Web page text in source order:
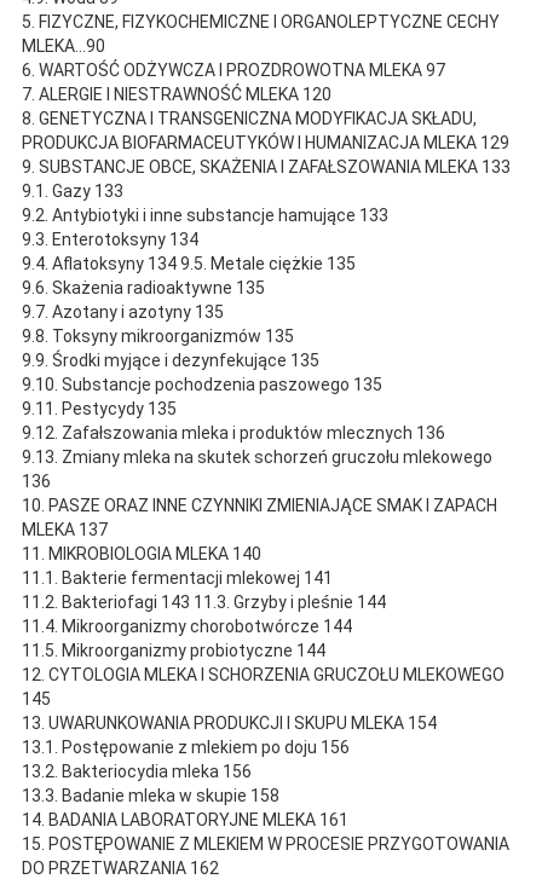
5. FIZYCZNE, FIZYKOCHEMICZNE I ORGANOLEPTYCZNE CECHY
MLEKA...90
6. WARTOŚĆ ODŻYWCZA I PROZDROWOTNA MLEKA 97
7. ALERGIE I NIESTRAWNOŚĆ MLEKA 120
8. GENETYCZNA I TRANSGENICZNA MODYFIKACJA SKŁADU,
PRODUKCJA BIOFARMACEUTYKÓW I HUMANIZACJA MLEKA 129
9. SUBSTANCJE OBCE, SKAŻENIA I ZAFAŁSZOWANIA MLEKA 133
9.1. Gazy 133
9.2. Antybiotyki i inne substancje hamujące 133
9.3. Enterotoksyny 134
9.4. Aflatoksyny 134 9.5. Metale ciężkie 135
9.6. Skażenia radioaktywne 135
9.7. Azotany i azotyny 135
9.8. Toksyny mikroorganizmów 135
9.9. Środki myjące i dezynfekujące 135
9.10. Substancje pochodzenia paszowego 135
9.11. Pestycydy 135
9.12. Zafałszowania mleka i produktów mlecznych 136
9.13. Zmiany mleka na skutek schorzeń gruczołu mlekowego
136
10. PASZE ORAZ INNE CZYNNIKI ZMIENIAJĄCE SMAK I ZAPACH
MLEKA 137
11. MIKROBIOLOGIA MLEKA 140
11.1. Bakterie fermentacji mlekowej 141
11.2. Bakteriofagi 143 11.3. Grzyby i pleśnie 144
11.4. Mikroorganizmy chorobotwórcze 144
11.5. Mikroorganizmy probiotyczne 144
12. CYTOLOGIA MLEKA I SCHORZENIA GRUCZOŁU MLEKOWEGO
145
13. UWARUNKOWANIA PRODUKCJI I SKUPU MLEKA 154
13.1. Postępowanie z mlekiem po doju 156
13.2. Bakteriocydia mleka 156
13.3. Badanie mleka w skupie 158
14. BADANIA LABORATORYJNE MLEKA 161
15. POSTĘPOWANIE Z MLEKIEM W PROCESIE PRZYGOTOWANIA
DO PRZETWARZANIA 162